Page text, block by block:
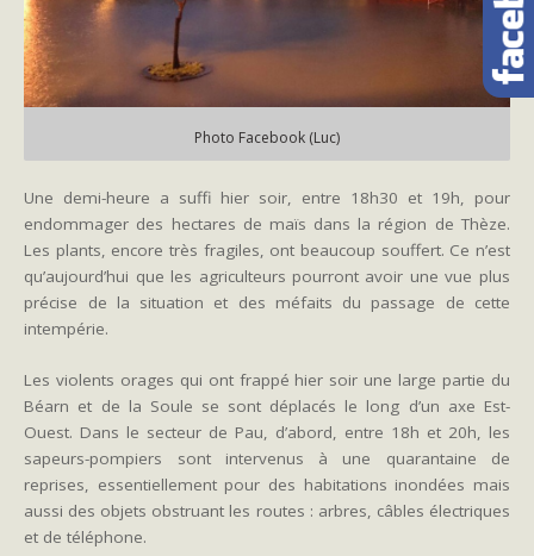
Photo Facebook (Luc)
Une demi-heure a suffi hier soir, entre 18h30 et 19h, pour
endommager des hectares de maïs dans la région de Thèze.
Les plants, encore très fragiles, ont beaucoup souffert. Ce n’est
qu’aujourd’hui que les agriculteurs pourront avoir une vue plus
précise de la situation et des méfaits du passage de cette
intempérie.
Les violents orages qui ont frappé hier soir une large partie du
Béarn et de la Soule se sont déplacés le long d’un axe Est-
Ouest. Dans le secteur de Pau, d’abord, entre 18h et 20h, les
sapeurs-pompiers sont intervenus à une quarantaine de
reprises, essentiellement pour des habitations inondées mais
aussi des objets obstruant les routes : arbres, câbles électriques
et de téléphone.